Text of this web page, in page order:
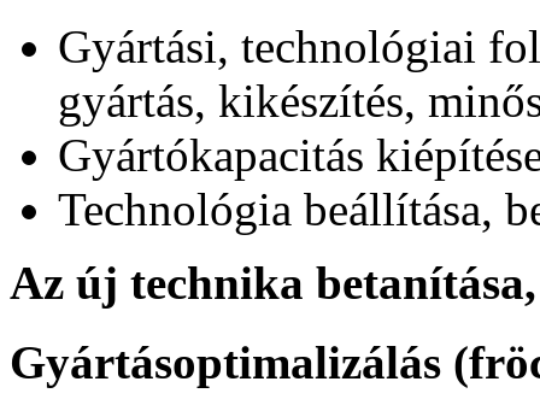
Gyártási, technológiai
gyártás, kikészítés,
Gyártókapacitás
Technológia beállítása,
Az új technika
Gyártásoptimalizálás